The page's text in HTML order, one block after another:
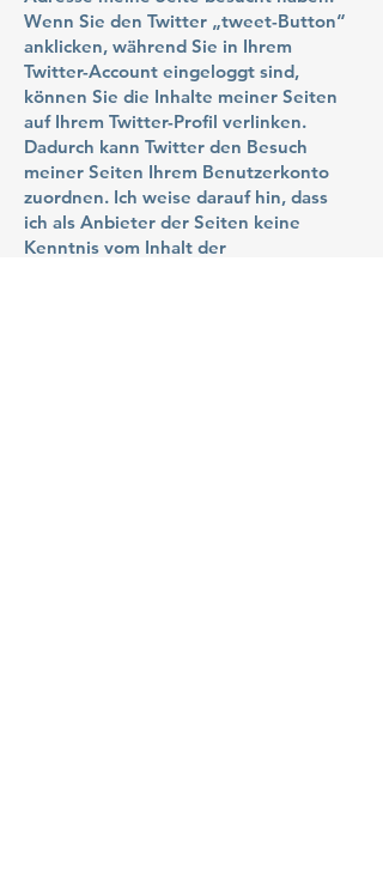
Wenn Sie den Twitter „tweet-Button“
anklicken, während Sie in Ihrem
Twitter-Account eingeloggt sind,
können Sie die Inhalte meiner Seiten
auf Ihrem Twitter-Profil verlinken.
Dadurch kann Twitter den Besuch
meiner Seiten Ihrem Benutzerkonto
zuordnen. Ich weise darauf hin, dass
ich als Anbieter der Seiten keine
Kenntnis vom Inhalt der